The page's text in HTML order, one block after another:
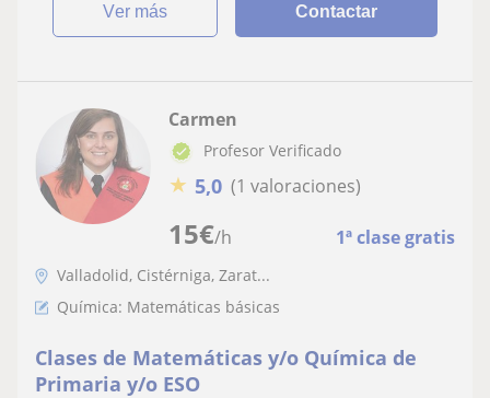
ver más Contactar
15€/h 1ª clase gratis
Carmen
Profesor Verificado
★ 5,0 (1 valoraciones)
Valladolid, Cistérniga, Zarat...
Química: Matemáticas básicas
Clases de Matemáticas y/o Química de
Primaria y/o ESO